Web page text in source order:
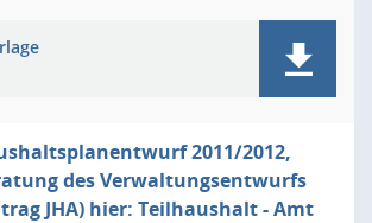
2011/2012,
des Verwaltungsentwurfs
JHA) hier: Teilhaushalt - Amt